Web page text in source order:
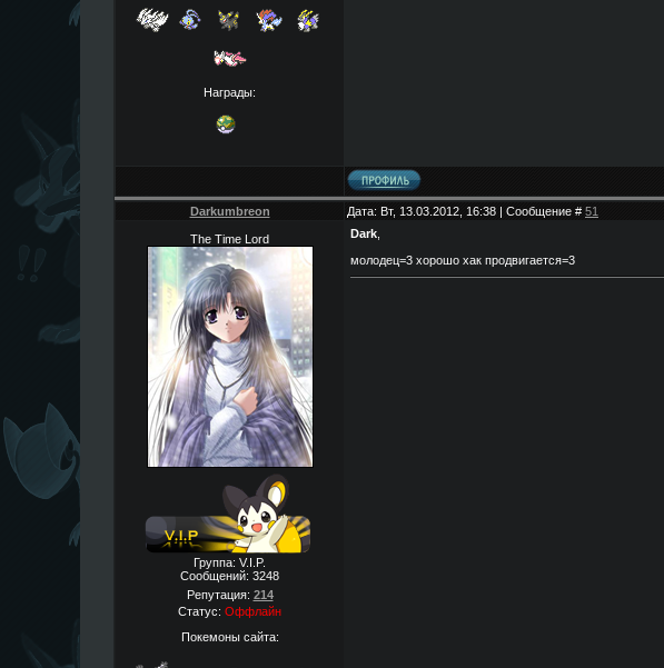
Награды:
Darkumbreon Дата: Вт, 13.03.2012, 16:38 | Сообщение # 51
The Time Lord
Группа: V.I.P.
Сообщений: 3248
Репутация: 214
Статус: Оффлайн
Покемоны сайта:
Dark
молодец=3 хорошо хак продвигается=3